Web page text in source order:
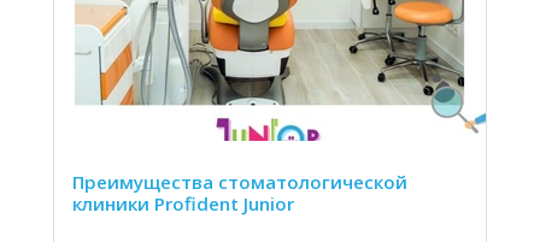
Преимущества стоматологической
клиники Profident Junior